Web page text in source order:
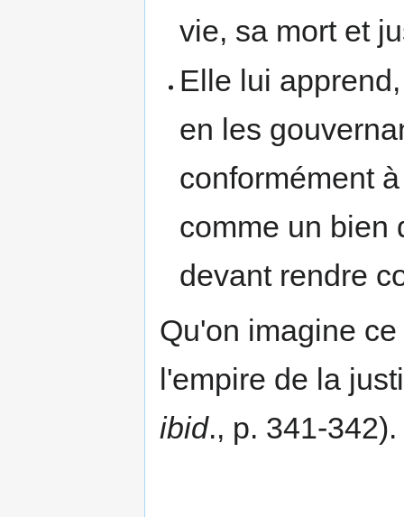
vie, sa mort et
Elle lui
en les
conformément
comme un bien
devant rendre
Qu'on imagine
l'empire de la
ibid., p. 341-342).